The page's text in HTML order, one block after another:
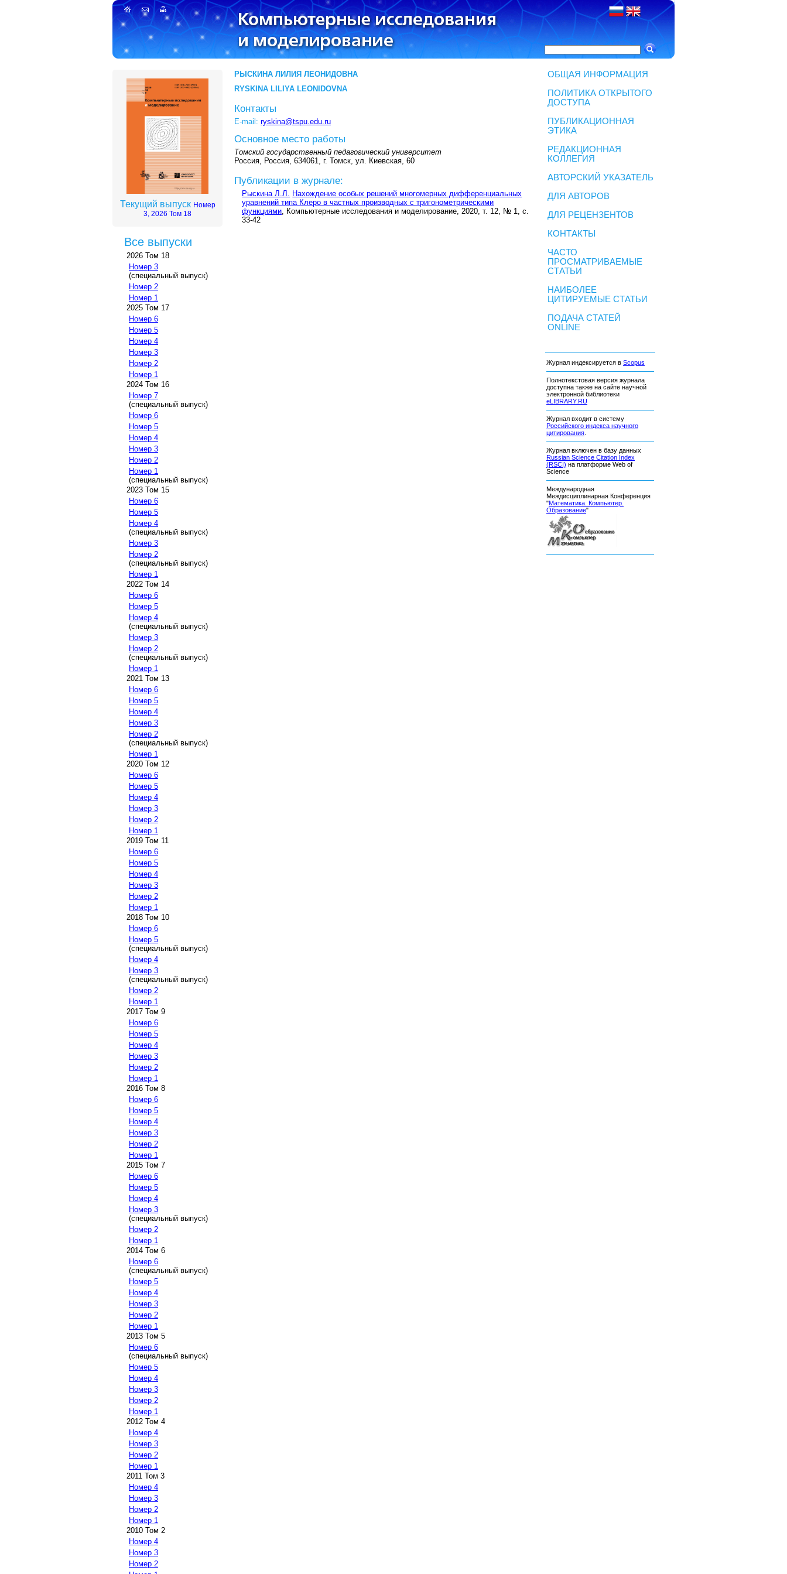
Текущий выпуск Номер
3, 2026 Том 18
Все выпуски
2026 Том 18
Номер 3
(специальный выпуск)
Номер 2
Номер 1
2025 Том 17
Номер 6
Номер 5
Номер 4
Номер 3
Номер 2
Номер 1
2024 Том 16
Номер 7
(специальный выпуск)
Номер 6
Номер 5
Номер 4
Номер 3
Номер 2
Номер 1
(специальный выпуск)
2023 Том 15
Номер 6
Номер 5
Номер 4
(специальный выпуск)
Номер 3
Номер 2
(специальный выпуск)
Номер 1
2022 Том 14
Номер 6
Номер 5
Номер 4
(специальный выпуск)
Номер 3
Номер 2
(специальный выпуск)
Номер 1
2021 Том 13
Номер 6
Номер 5
Номер 4
Номер 3
Номер 2
(специальный выпуск)
Номер 1
2020 Том 12
Номер 6
Номер 5
Номер 4
Номер 3
Номер 2
Номер 1
2019 Том 11
Номер 6
Номер 5
Номер 4
Номер 3
Номер 2
Номер 1
2018 Том 10
Номер 6
Номер 5
(специальный выпуск)
Номер 4
Номер 3
(специальный выпуск)
Номер 2
Номер 1
2017 Том 9
Номер 6
Номер 5
Номер 4
Номер 3
Номер 2
Номер 1
2016 Том 8
Номер 6
Номер 5
Номер 4
Номер 3
Номер 2
Номер 1
2015 Том 7
Номер 6
Номер 5
Номер 4
Номер 3
(специальный выпуск)
Номер 2
Номер 1
2014 Том 6
Номер 6
(специальный выпуск)
Номер 5
Номер 4
Номер 3
Номер 2
Номер 1
2013 Том 5
Номер 6
(специальный выпуск)
Номер 5
Номер 4
Номер 3
Номер 2
Номер 1
2012 Том 4
Номер 4
Номер 3
Номер 2
Номер 1
2011 Том 3
Номер 4
Номер 3
Номер 2
Номер 1
2010 Том 2
Номер 4
Номер 3
Номер 2
РЫСКИНА ЛИЛИЯ ЛЕОНИДОВНА
RYSKINA LILIYA LEONIDOVNA
Контакты
E-mail: ryskina@tspu.edu.ru
Основное место работы
Томский государственный педагогический университет
Россия, Россия, 634061, г. Томск, ул. Киевская, 60
Публикации в журнале:
Рыскина Л.Л. Нахождение особых решений многомерных дифференциальных
уравнений типа Клеро в частных производных с тригонометрическими
функциями, Компьютерные исследования и моделирование, 2020, т. 12, № 1, с.
33-42
ОБЩАЯ ИНФОРМАЦИЯ
ПОЛИТИКА ОТКРЫТОГО
ДОСТУПА
ПУБЛИКАЦИОННАЯ
ЭТИКА
РЕДАКЦИОННАЯ
КОЛЛЕГИЯ
АВТОРСКИЙ УКАЗАТЕЛЬ
ДЛЯ АВТОРОВ
ДЛЯ РЕЦЕНЗЕНТОВ
КОНТАКТЫ
ЧАСТО
ПРОСМАТРИВАЕМЫЕ
СТАТЬИ
НАИБОЛЕЕ
ЦИТИРУЕМЫЕ СТАТЬИ
ПОДАЧА СТАТЕЙ
ONLINE
Журнал индексируется в Scopus
Полнотекстовая версия журнала
доступна также на сайте научной
электронной библиотеки
eLIBRARY.RU
Журнал входит в систему
Российского индекса научного
цитирования
Журнал включен в базу данных
Russian Science Citation Index
(RSCI) на платформе Web of
Science
Международная
Междисциплинарная Конференция
"Математика. Компьютер.
Образование"